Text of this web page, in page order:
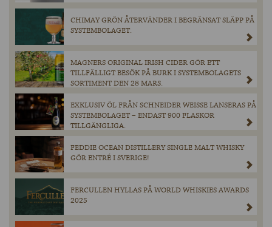
CHIMAY GRÖN ÅTERVÄNDER I BEGRÄNSAT SLÄPP PÅ
SYSTEMBOLAGET.
MAGNERS ORIGINAL IRISH CIDER GÖR ETT
TILLFÄLLIGT BESÖK PÅ BURK I SYSTEMBOLAGETS
SORTIMENT DEN 28 MARS.
EXKLUSIV ÖL FRÅN SCHNEIDER WEISSE LANSERAS PÅ
SYSTEMBOLAGET – ENDAST 900 FLASKOR
TILLGÄNGLIGA.
FEDDIE OCEAN DISTILLERY SINGLE MALT WHISKY
GÖR ENTRÉ I SVERIGE!
FERCULLEN HYLLAS PÅ WORLD WHISKIES AWARDS
2025